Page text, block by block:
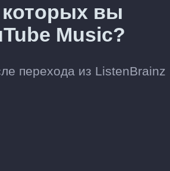
которых вы
Music?
перехода из ListenBrainz